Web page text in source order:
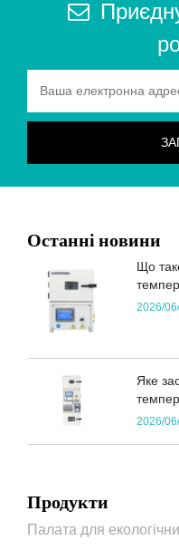
Останні новини
Що
2026/
Яке
2026/
Продукти
Палата для